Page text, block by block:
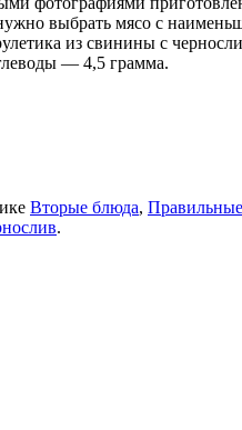
выбрать мясо с
из свинины с
— 4,5 грамма.
Вторые блюда,
.